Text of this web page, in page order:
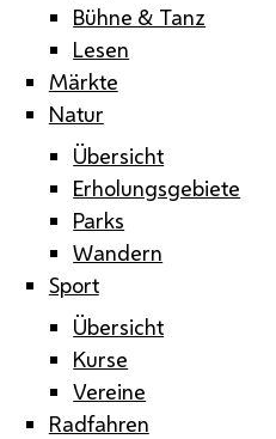
Bühne & Tanz
Lesen
Märkte
Natur
Übersicht
Erholungsgebiete
Parks
Wandern
Sport
Übersicht
Kurse
Vereine
Radfahren